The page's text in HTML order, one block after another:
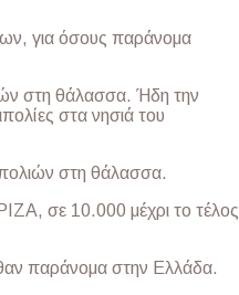
για όσους παράνομα
στη θάλασσα. Ήδη την
στα νησιά του
στη θάλασσα.
σε 10.000 μέχρι το τέλος
παράνομα στην Ελλάδα.